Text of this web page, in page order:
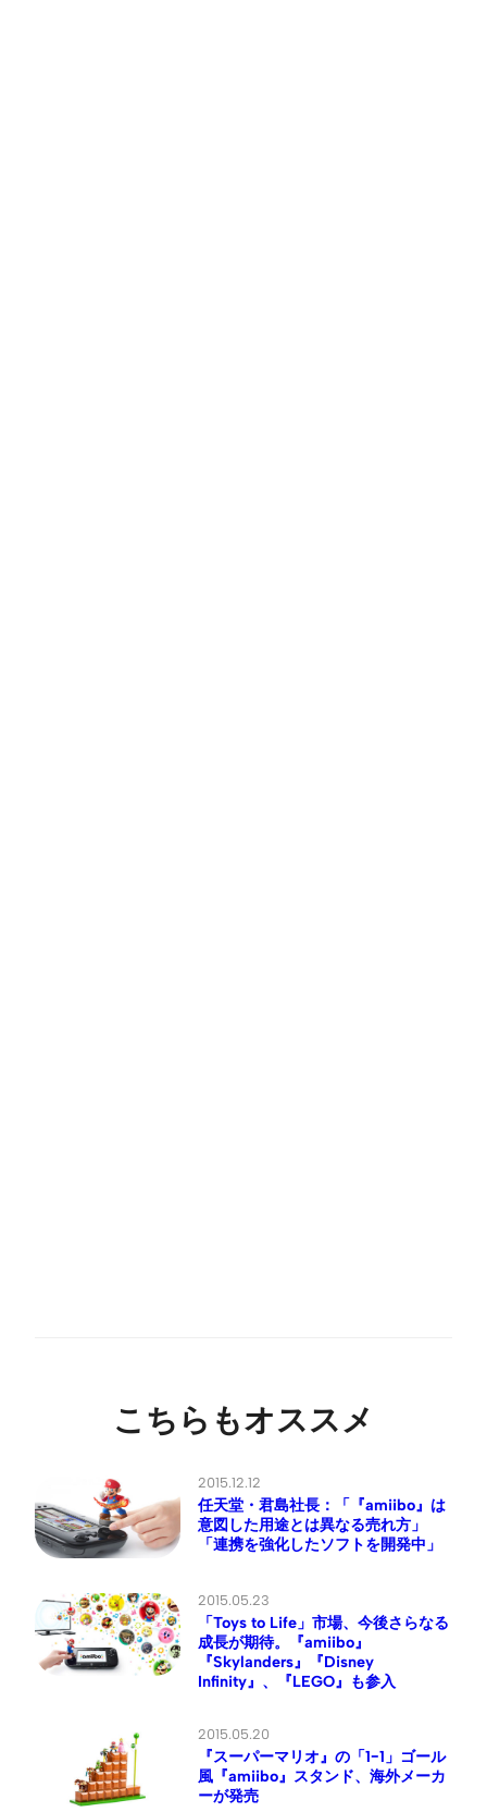
こちらもオススメ
2015.12.12
任天堂・君島社長：「『amiibo』は
意図した用途とは異なる売れ方」
「連携を強化したソフトを開発中」
2015.05.23
「Toys to Life」市場、今後さらなる
成長が期待。『amiibo』
『Skylanders』『Disney
Infinity』、『LEGO』も参入
2015.05.20
『スーパーマリオ』の「1−1」ゴール
風『amiibo』スタンド、海外メーカ
ーが発売